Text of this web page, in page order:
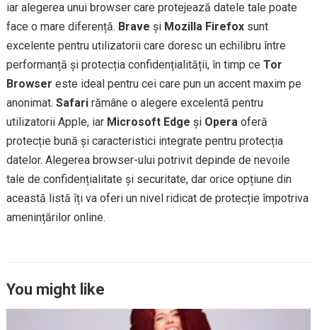
iar alegerea unui browser care protejează datele tale poate
face o mare diferență. Brave și Mozilla Firefoxsunt
excelente pentru utilizatorii care doresc un echilibru între
performanță și protecția confidențialității, în timp ce Tor
Browser este ideal pentru cei care pun un accent maxim pe
anonimat. Safarirămâne o alegere excelentă pentru
utilizatorii Apple, iar Microsoft Edge și Operaoferă
protecție bună și caracteristici integrate pentru protecția
datelor. Alegerea browser-ului potrivit depinde de nevoile
tale de confidențialitate și securitate, dar orice opțiune din
această listă îți va oferi un nivel ridicat de protecție împotriva
amenințărilor online.
You might like